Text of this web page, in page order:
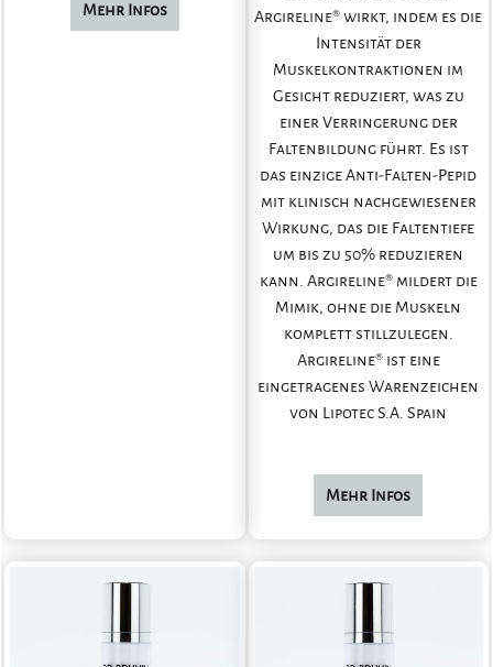
Mehr Infos
Argireline® wirkt, indem es die
Intensität der
Muskelkontraktionen im
Gesicht reduziert, was zu
einer Verringerung der
Faltenbildung führt. Es ist
das einzige Anti-Falten-Pepid
mit klinisch nachgewiesener
Wirkung, das die Faltentiefe
um bis zu 50% reduzieren
kann. Argireline® mildert die
Mimik, ohne die Muskeln
komplett stillzulegen.
Argireline® ist eine
eingetragenes Warenzeichen
von Lipotec S.A. Spain
Mehr Infos